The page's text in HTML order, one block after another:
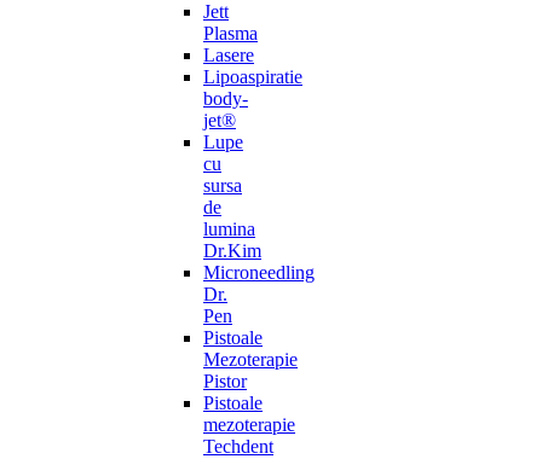
Jett
Plasma
Lasere
Lipoaspiratie
body-
jet®
Lupe
cu
sursa
de
lumina
Dr.Kim
Microneedling
Dr.
Pen
Pistoale
Mezoterapie
Pistor
Pistoale
mezoterapie
Techdent